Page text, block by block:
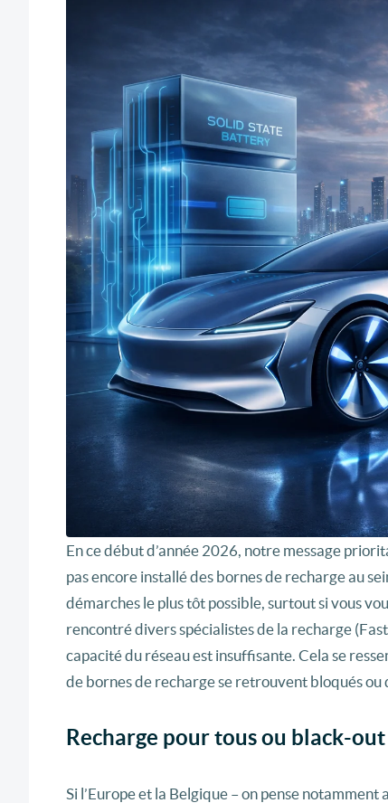
En ce début d’année 2026, notre message
pas encore installé des bornes de recharge au
démarches le plus tôt possible, surtout si vous
rencontré divers spécialistes de la recharge
capacité du réseau est insuffisante. Cela se
de bornes de recharge se retrouvent bloqués ou
Recharge pour tous ou black-out
Si l’Europe et la Belgique – on pense